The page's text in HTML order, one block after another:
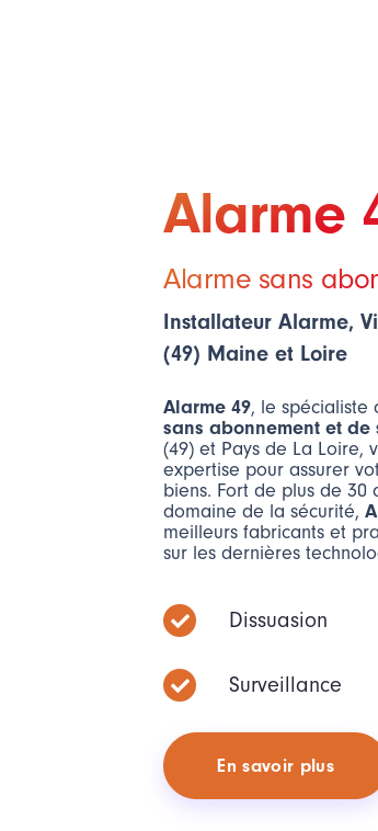
Alarme
Alarme sans
Installateur Alarme,
(49) Maine et Loire
Alarme 49, le spécialiste
sans abonnement et de
(49) et Pays de La Loire,
expertise pour assurer
biens. Fort de plus de 30
domaine de la sécurité,
meilleurs fabricants et
sur les dernières
Dissuasion
Surveillance
En savoir p us